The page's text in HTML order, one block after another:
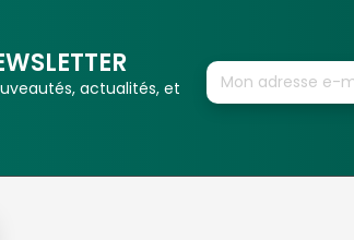
actualités, et